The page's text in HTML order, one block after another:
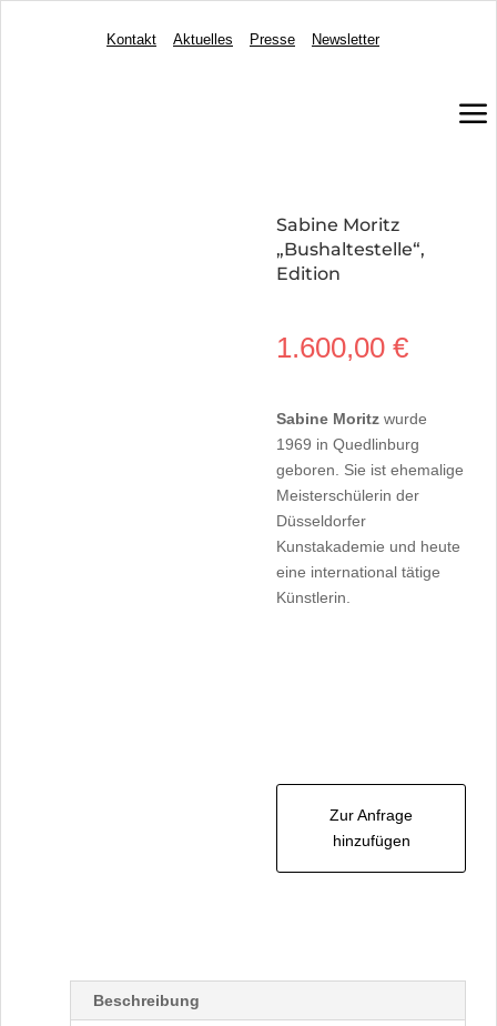
Kontakt Aktuelles Presse Newsletter
a
Sabine Moritz
„Bushaltestelle“,
Edition
1.600,00 €
Sabine Moritzwurde
1969 in Quedlinburg
geboren. Sie ist ehemalige
Meisterschülerin der
Düsseldorfer
Kunstakademie und heute
eine international tätige
Künstlerin.
Zur Anfrage
hinzufügen
Beschreibung